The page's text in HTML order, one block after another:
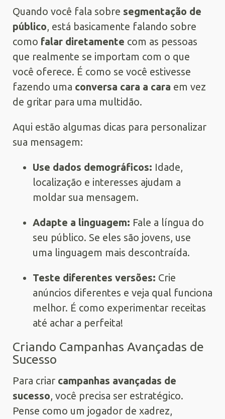
Quando você fala sobre segmentação de
público , está basicamente falando sobre
como falar diretamente com as pessoas
que realmente se importam com o que
você oferece. É como se você estivesse
fazendo uma conversa cara a cara em vez
de gritar para uma multidão.
Aqui estão algumas dicas para personalizar
sua mensagem:
Use dados demográficos: Idade,
localização e interesses ajudam a
moldar sua mensagem.
Adapte a linguagem: Fale a língua do
seu público. Se eles são jovens, use
uma linguagem mais descontraída.
Teste diferentes versões: Crie
anúncios diferentes e veja qual funciona
melhor. É como experimentar receitas
até achar a perfeita!
Criando Campanhas Avançadas de
Sucesso
Para criar campanhas avançadas de
sucesso , você precisa ser estratégico.
Pense como um jogador de xadrez,